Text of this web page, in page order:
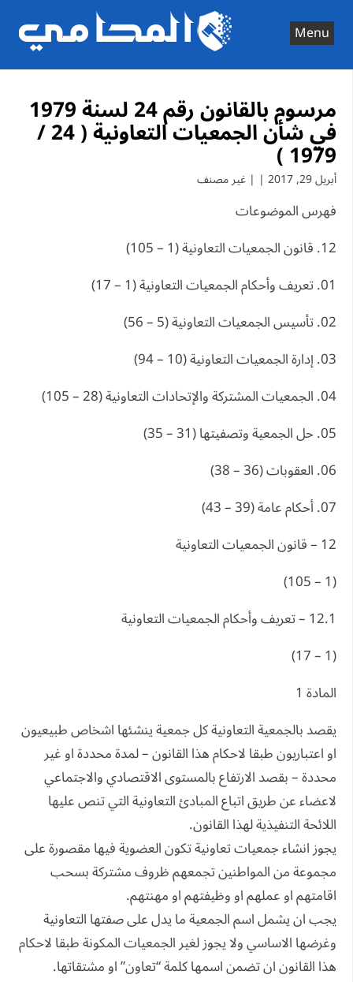
content
Menu
مرسوم بالقانون رقم 24 لسنة 1979
في شأن الجمعيات التعاونية ( 24 /
1979 )
أبريل 29, 2017 | | غير مصنف
فهرس الموضوعات
12. قانون الجمعيات التعاونية (1 – 105)
01. تعريف وأحكام الجمعيات التعاونية (1 – 17)
02. تأسيس الجمعيات التعاونية (5 – 56)
03. إدارة الجمعيات التعاونية (10 – 94)
04. الجمعيات المشتركة والإتحادات التعاونية (28 – 105)
05. حل الجمعية وتصفيتها (31 – 35)
06. العقوبات (36 – 38)
07. أحكام عامة (39 – 43)
12 – قانون الجمعيات التعاونية
(1 – 105)
12.1 – تعريف وأحكام الجمعيات التعاونية
(1 – 17)
المادة 1
يقصد بالجمعية التعاونية كل جمعية ينشئها اشخاص طبيعيون
او اعتباريون طبقا لاحكام هذا القانون – لمدة محددة او غير
محددة – بقصد الارتفاع بالمستوى الاقتصادي والاجتماعي
لاعضاء عن طريق اتباع المبادئ التعاونية التي تنص عليها
اللائحة التنفيذية لهذا القانون.
يجوز انشاء جمعيات تعاونية تكون العضوية فيها مقصورة على
مجموعة من المواطنين تجمعهم ظروف مشتركة بسحب
اقامتهم او عملهم او وظيفتهم او مهنتهم.
يجب ان يشمل اسم الجمعية ما يدل على صفتها التعاونية
وغرضها الاساسي ولا يجوز لغير الجمعيات المكونة طبقا لاحكام
هذا القانون ان تضمن اسمها كلمة “تعاون” او مشتقاتها.